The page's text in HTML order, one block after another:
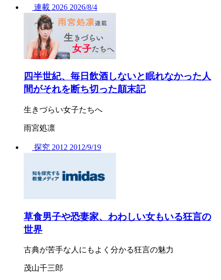
連載 2026 2026/8/4
四半世紀、毎日飲酒しないと眠れなかった人
間がそれを断ち切った顛末記
生きづらい女子たちへ
雨宮処凛
探究 2012 2012/9/19
草食男子や恐妻家、わわしい女もいる狂言の
世界
古典が苦手な人にもよく分かる狂言の魅力
茂山千三郎